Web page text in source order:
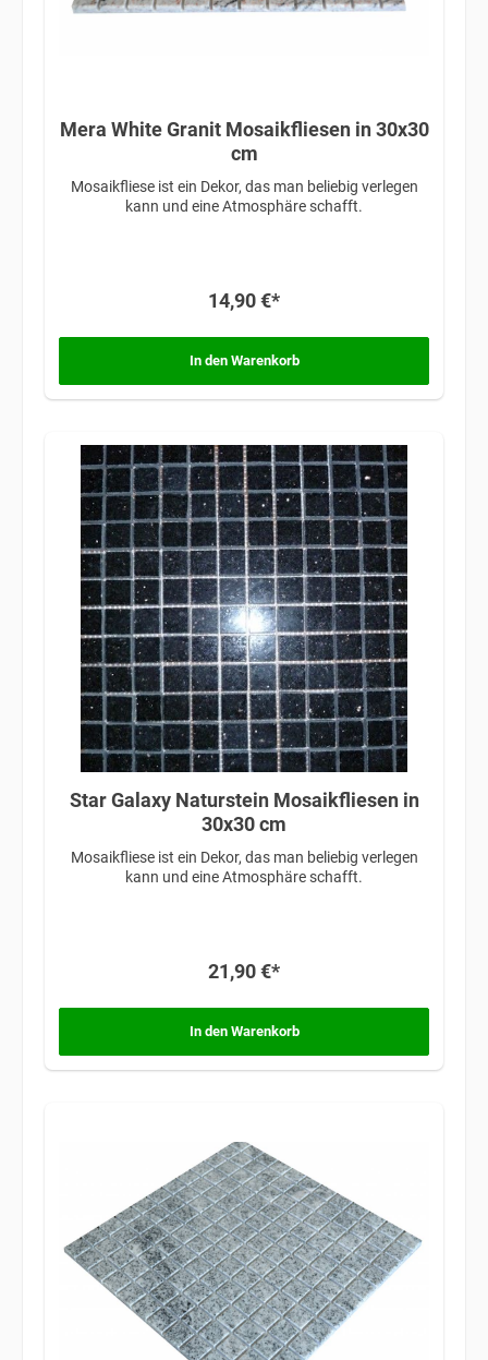
Mera White Granit Mosaikfliesen in 30x30
cm
Mosaikfliese ist ein Dekor, das man beliebig verlegen
kann und eine Atmosphäre schafft.
14,90 €*
In den Warenkorb
Star Galaxy Naturstein Mosaikfliesen in
30x30 cm
Mosaikfliese ist ein Dekor, das man beliebig verlegen
kann und eine Atmosphäre schafft.
21,90 €*
In den Warenkorb